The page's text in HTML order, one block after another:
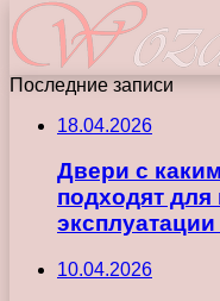
Последние записи
18.04.2026
Двери с
подходят для
10.04.2026